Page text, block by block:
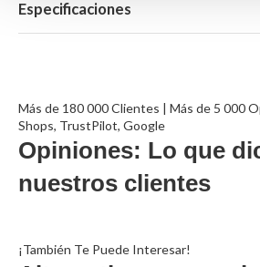
Especificaciones
Más de 180 000 Clientes | Más de 5 000
Shops, TrustPilot, Google
Opiniones: Lo que
nuestros clientes
¡También Te Puede Interesar!